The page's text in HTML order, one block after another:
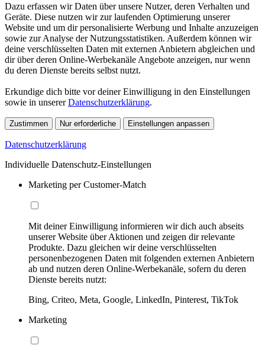
Dazu erfassen wir Daten über unsere Nutzer, deren Verhalten und
Geräte. Diese nutzen wir zur laufenden Optimierung unserer
Website und um dir personalisierte Werbung und Inhalte anzuzeigen
sowie zur Analyse der Nutzungsstatistiken. Außerdem können wir
deine verschlüsselten Daten mit externen Anbietern abgleichen und
dir über deren Online-Werbekanäle Angebote anzeigen, nur wenn
du deren Dienste bereits selbst nutzt.
Erkundige dich bitte vor deiner Einwilligung in den Einstellungen
sowie in unsererDatenschutzerklärung.
Zustimmen Nur erforderliche Einstellungen anpassen
Datenschutzerklärung
Individuelle Datenschutz-Einstellungen
Marketing per Customer-Match
Mit deiner Einwilligung informieren wir dich auch abseits
unserer Website über Aktionen und zeigen dir relevante
Produkte. Dazu gleichen wir deine verschlüsselten
personenbezogenen Daten mit folgenden externen Anbietern
ab und nutzen deren Online-Werbekanäle, sofern du deren
Dienste bereits nutzt:
Bing, Criteo, Meta, Google, LinkedIn, Pinterest, TikTok
Marketing